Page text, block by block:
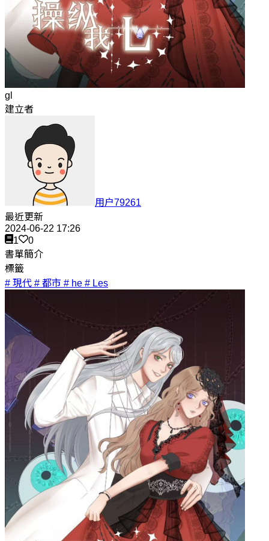
gl
建立者
用户79261
最近更新
2024-06-22 17:26
1
0
書單簡介
標籤
# 現代 # 都市 # he # Les